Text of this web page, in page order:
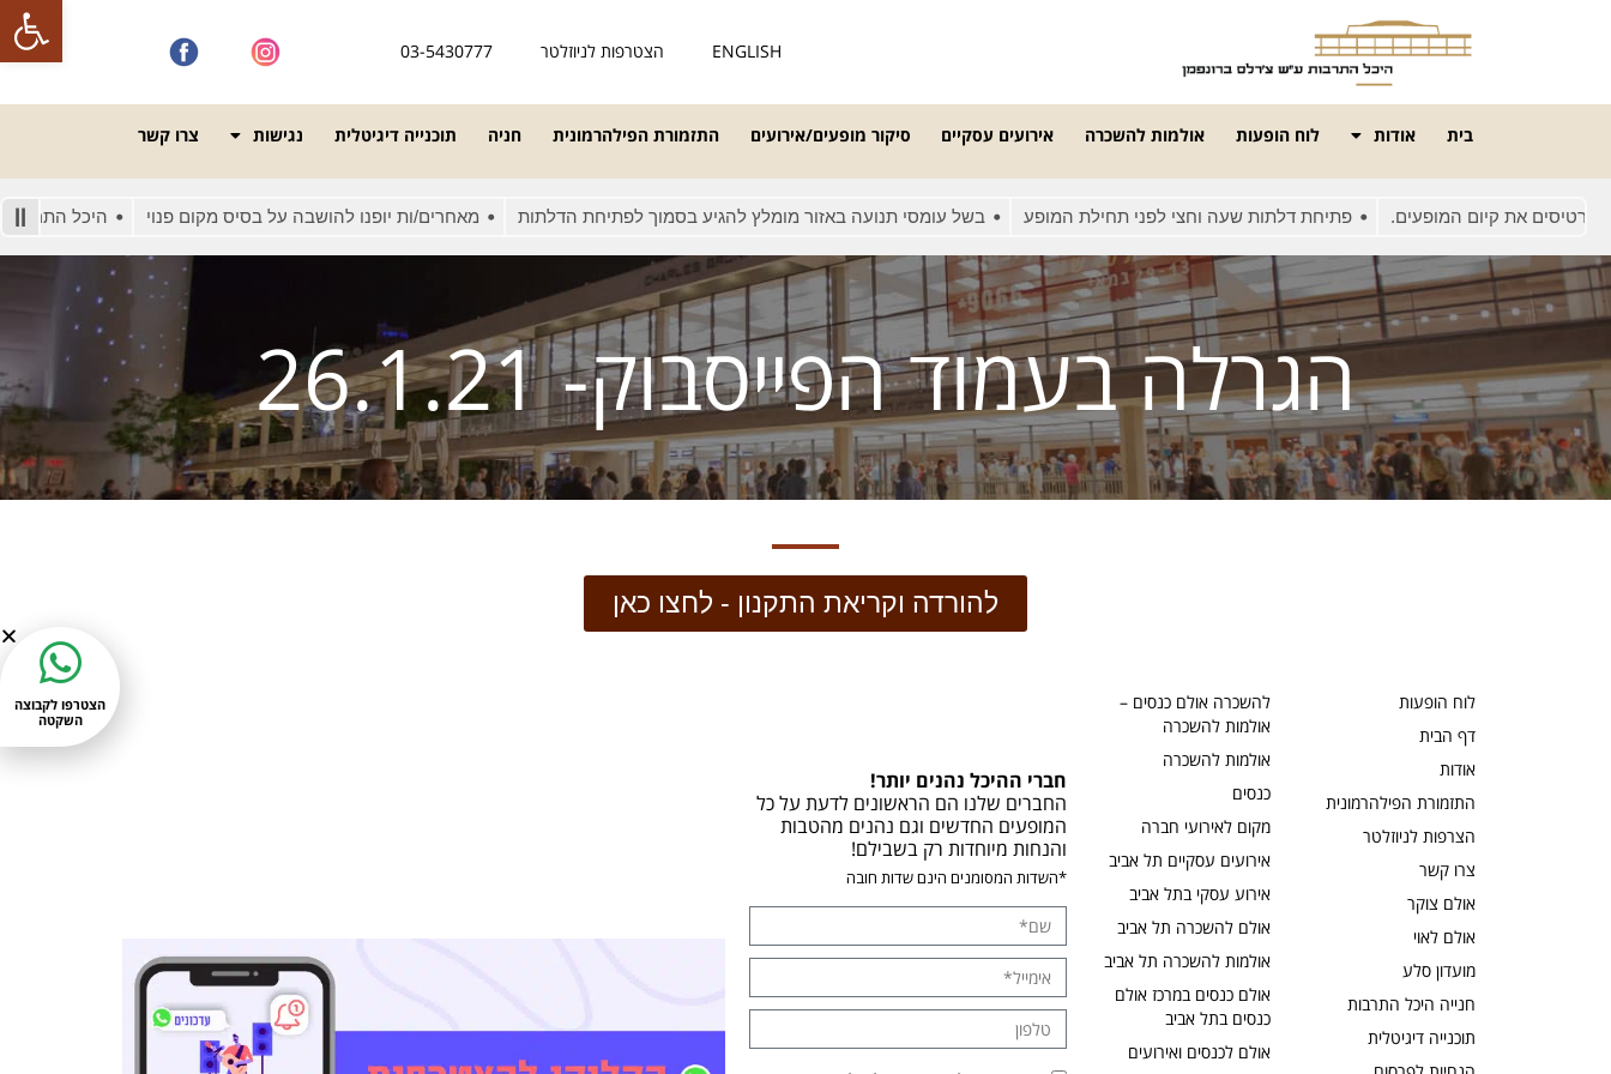
פתח
ENGLISH הצטרפות לניוזלטר 03-5430777
בית אודות לוח הופעות אולמות להשכרה אירועים עסקיים סיקור מופעים/אירועים התזמורת הפילהרמונית חניה תוכנייה דיגיטלית נגישות צרו קשר
את קיום המופעים. פתיחת דלתות שעה וחצי לפני תחילת המופע בשל עומסי תנועה באזור מומלץ להגיע בסמוך לפתיחת הדלתות מאחרים/ות יופנו להושבה על בסיס מקום פנוי היכל התרבות
הגרלה בעמוד הפייסבוק- 26.1.21
להורדה וקריאת התקנון - לחצו כאן
לוח הופעות
דף הבית
אודות
התזמורת הפילהרמונית
הצרפות לניוזלטר
צרו קשר
אולם צוקר
אולם לאוי
מועדון סלע
חנייה היכל התרבות
תוכנייה דיגיטלית
להשכרה אולם כנסים –
אולמות להשכרה
אולמות להשכרה
כנסים
מקום לאירועי חברה
אירועים עסקיים תל אביב
אירוע עסקי בתל אביב
אולם להשכרה תל אביב
אולמות להשכרה תל אביב
אולם כנסים במרכז אולם
כנסים בתל אביב
אולם לכנסים ואירועים
חברי ההיכל נהנים יותר!
החברים שלנו הם הראשונים לדעת על כל
המופעים החדשים וגם נהנים מהטבות
והנחות מיוחדות רק בשבילם!
*השדות המסומנים הינם שדות חובה
הצטרפו לקבוצה
השקטה